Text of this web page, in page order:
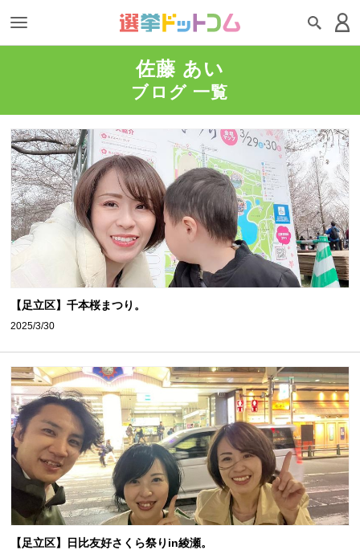
佐藤 あい
ブログ 一覧
【足立区】千本桜まつり。
2025/3/30
【足立区】日比友好さくら祭りin綾瀬。